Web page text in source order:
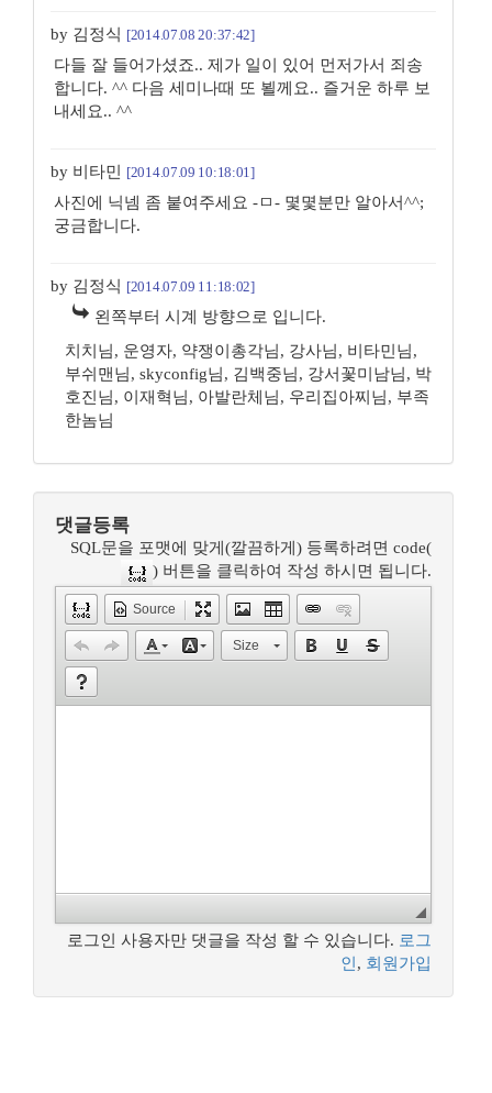
by 김정식 [2014.07.08 20:37:42]
다들 잘 들어가셨죠.. 제가 일이 있어 먼저가서 죄송
합니다. ^^ 다음 세미나때 또 뵐께요.. 즐거운 하루 보
내세요.. ^^
by 비타민 [2014.07.09 10:18:01]
사진에 닉넴 좀 붙여주세요 -ㅁ- 몇몇분만 알아서^^;
궁금합니다.
by 김정식 [2014.07.09 11:18:02]
왼쪽부터 시계 방향으로 입니다.
치치님, 운영자, 약쟁이총각님, 강사님, 비타민님,
부쉬맨님, skyconfig님, 김백중님, 강서꽃미남님, 박
호진님, 이재혁님, 아발란체님, 우리집아찌님, 부족
한놈님
댓글등록
SQL문을 포맷에 맞게(깔끔하게) 등록하려면 code(
) 버튼을 클릭하여 작성 하시면 됩니다.
Source
Size
로그인 사용자만 댓글을 작성 할 수 있습니다. 로그
인 , 회원가입